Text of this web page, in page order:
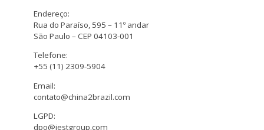
Endereço:
Rua do Paraíso, 595 – 11º andar
São Paulo – CEP 04103-001
Telefone:
+55 (11) 2309-5904
Email:
contato@china2brazil.com
LGPD:
dpo@iestgroup.com